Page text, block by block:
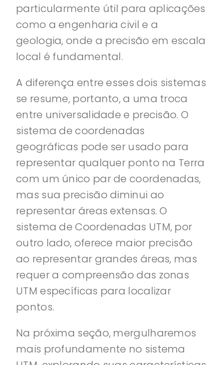
particularmente útil para aplicações
como a engenharia civil e a
geologia, onde a precisão em escala
local é fundamental.
A diferença entre esses dois sistemas
se resume, portanto, a uma troca
entre universalidade e precisão. O
sistema de coordenadas
geográficas pode ser usado para
representar qualquer ponto na Terra
com um único par de coordenadas,
mas sua precisão diminui ao
representar áreas extensas. O
sistema de Coordenadas UTM, por
outro lado, oferece maior precisão
ao representar grandes áreas, mas
requer a compreensão das zonas
UTM específicas para localizar
pontos.
Na próxima seção, mergulharemos
mais profundamente no sistema